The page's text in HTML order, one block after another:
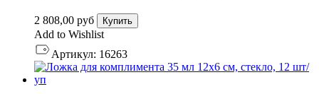
2 808,00 руб Купить
Add to Wishlist
Артикул: 16263